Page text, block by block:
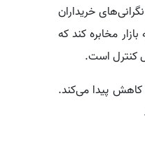
خریداران
مخابره کند که
کنترل است.
کاهش پیدا می‌کند.